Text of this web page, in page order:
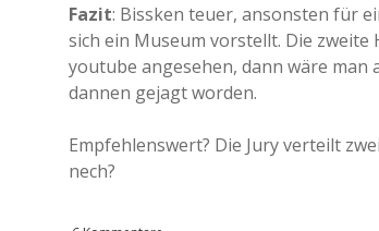
Fazit: Bissken teuer, ansonsten für
sich ein Museum vorstellt. Die
youtube angesehen, dann wäre man
dannen gejagt worden.
Empfehlenswert? Die Jury verteilt
nech?